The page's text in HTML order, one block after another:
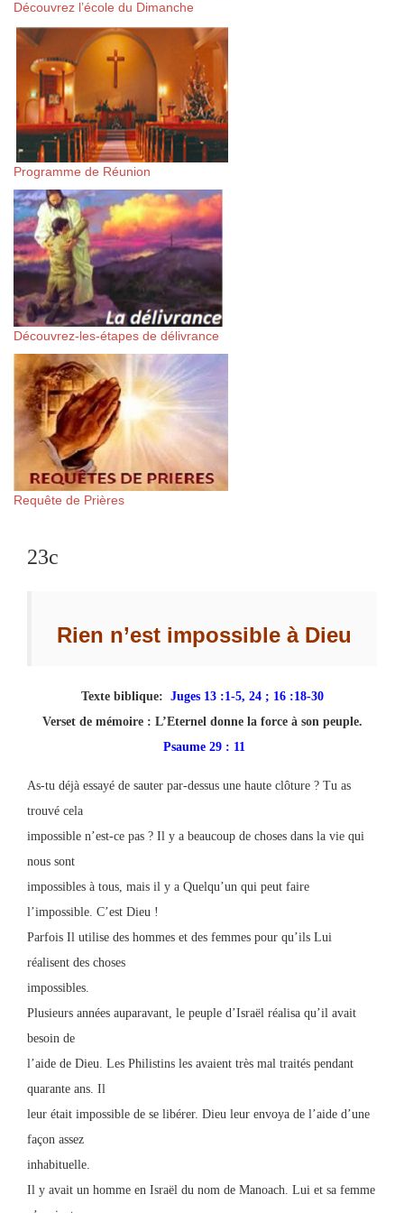
Découvrez l’école du Dimanche
Programme de Réunion
Découvrez-les-étapes de délivrance
Requête de Prières
23c
Rien n’est impossible à Dieu
Texte biblique: Juges 13 :1-5, 24 ; 16 :18-30
Verset de mémoire : L’Eternel donne la force à son peuple.
Psaume 29 : 11
As-tu déjà essayé de sauter par-dessus une haute clôture ? Tu as
trouvé cela
impossible n’est-ce pas ? Il y a beaucoup de choses dans la vie qui
nous sont
impossibles à tous, mais il y a Quelqu’un qui peut faire
l’impossible. C’est Dieu !
Parfois Il utilise des hommes et des femmes pour qu’ils Lui
réalisent des choses
impossibles.
Plusieurs années auparavant, le peuple d’Israël réalisa qu’il avait
besoin de
l’aide de Dieu. Les Philistins les avaient très mal traités pendant
quarante ans. Il
leur était impossible de se libérer. Dieu leur envoya de l’aide d’une
façon assez
inhabituelle.
Il y avait un homme en Israël du nom de Manoach. Lui et sa femme